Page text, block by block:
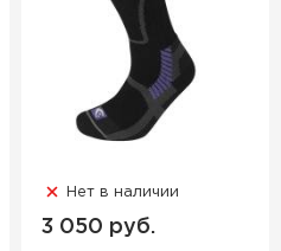
Нет в наличии
3 050 руб.